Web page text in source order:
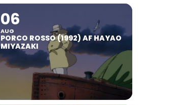
06
AUG
PORCO ROSSO (1992) AF HAYAO
MIYAZAKI